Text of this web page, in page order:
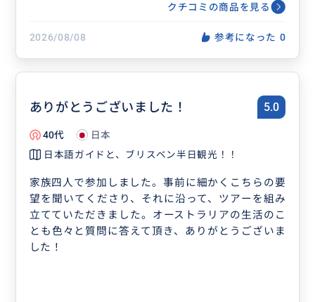
ケーションが取れる安心感は最高でした。
クチコミの商品を見る
2026/08/08 参考になった 0
ありがとうございました！ 5.0
40代
日本
日本語ガイドと、ブリスベン半日観光！！
家族四人で参加しました。事前に細かくこちらの要
望を聞いてくださり、それに沿って、ツアーを組み
立てていただきました。オーストラリアの生活のこ
とも色々と質問に答えて頂き、ありがとうございま
した！